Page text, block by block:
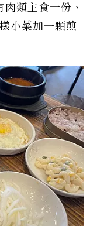
類主食一份、
小菜加一顆煎